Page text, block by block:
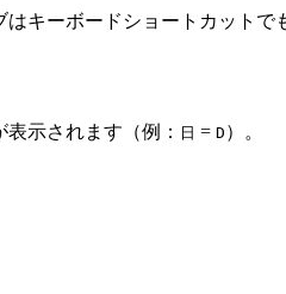
キーボードショートカットで
示されます（例： 日 = D ）。